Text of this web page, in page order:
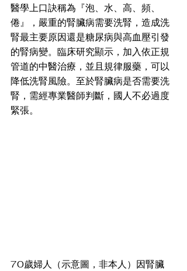
醫學上口訣稱為『泡、水、高、頻、
倦』，嚴重的腎臟病需要洗腎，造成洗
腎最主要原因還是糖尿病與高血壓引發
的腎病變。臨床研究顯示，加入依正規
管道的中醫治療，並且規律服藥，可以
降低洗腎風險。至於腎臟病是否需要洗
腎，需經專業醫師判斷，國人不必過度
緊張。
70歲婦人（示意圖，非本人）因腎臟